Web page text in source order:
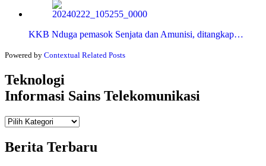
KKB Nduga pemasok Senjata dan Amunisi, ditangkap…
Powered by Contextual Related Posts
Teknologi
Informasi Sains Telekomunikasi
Teknologi
Berita Terbaru